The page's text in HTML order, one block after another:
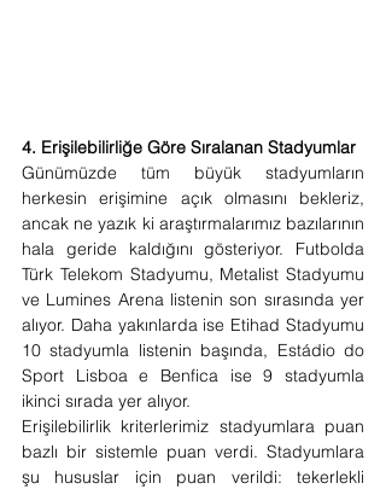
4. Erişilebilirliğe Göre Sıralanan Stadyumlar
Günümüzde tüm büyük stadyumların
herkesin erişimine açık olmasını bekleriz,
ancak ne yazık ki araştırmalarımız bazılarının
hala geride kaldığını gösteriyor. Futbolda
Türk Telekom Stadyumu, Metalist Stadyumu
ve Lumines Arena listenin son sırasında yer
alıyor. Daha yakınlarda ise Etihad Stadyumu
10 stadyumla listenin başında, Estádio do
Sport Lisboa e Benfica ise 9 stadyumla
ikinci sırada yer alıyor.
Erişilebilirlik kriterlerimiz stadyumlara puan
bazlı bir sistemle puan verdi. Stadyumlara
şu hususlar için puan verildi: tekerlekli